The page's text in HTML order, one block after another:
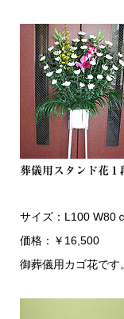
葬儀用スタンド花１
サイズ：L100 W80
価格：￥16,500
御葬儀用カゴ花です